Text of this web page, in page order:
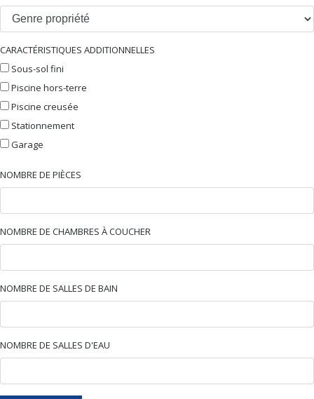
CARACTÉRISTIQUES ADDITIONNELLES
Sous-sol fini
Piscine hors-terre
Piscine creusée
Stationnement
Garage
NOMBRE DE PIÈCES
NOMBRE DE CHAMBRES À COUCHER
NOMBRE DE SALLES DE BAIN
NOMBRE DE SALLES D'EAU